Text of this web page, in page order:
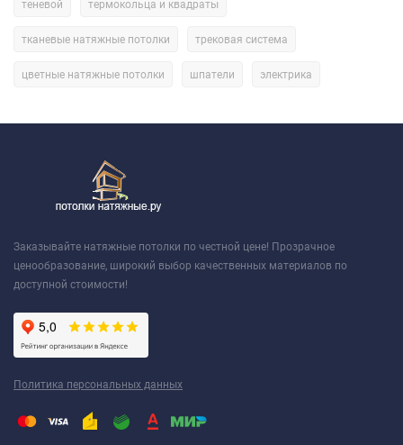
энергии, чем традиционные системы освещения.
теневой термокольца и квадраты
тканевые натяжные потолки трековая система
цветные натяжные потолки шпатели электрика
Заказывайте натяжные потолки по честной цене! Прозрачное
ценообразование, широкий выбор качественных материалов по
доступной стоимости!
Политика персональных данных